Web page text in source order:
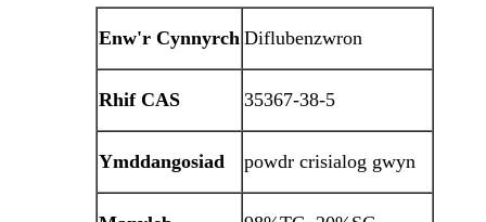
Enw'r Cynnyrch Diflubenzwron
Rhif CAS 35367-38-5
Ymddangosiad powdr crisialog gwyn